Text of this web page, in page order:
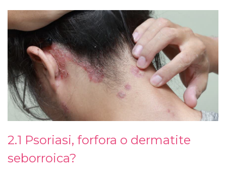
2.1 Psoriasi, forfora o dermatite
seborroica?